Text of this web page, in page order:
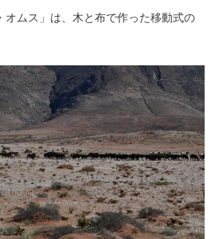
オムス」は、木と布で作った移動式の